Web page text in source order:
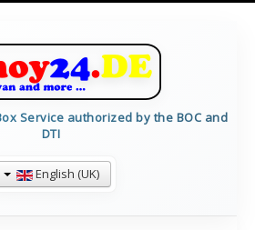
Service authorized by the BOC and
DTI
English (UK)